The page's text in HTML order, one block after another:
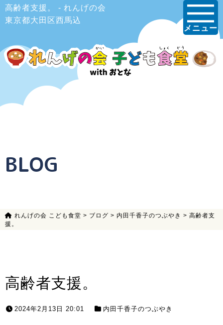
高齢者支援。 - れんげの会
東京都大田区西馬込
メニュー
BLOG
れんげの会 こども食堂 > ブログ > 内田千香子のつぶやき > 高齢者支
援。
高齢者支援。
2024年2月13日 20:01 内田千香子のつぶやき